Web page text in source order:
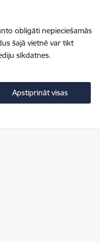
obligāti nepieciešamās
šajā vietnē var tikt
sīkdatnes.
Apstiprināt visas